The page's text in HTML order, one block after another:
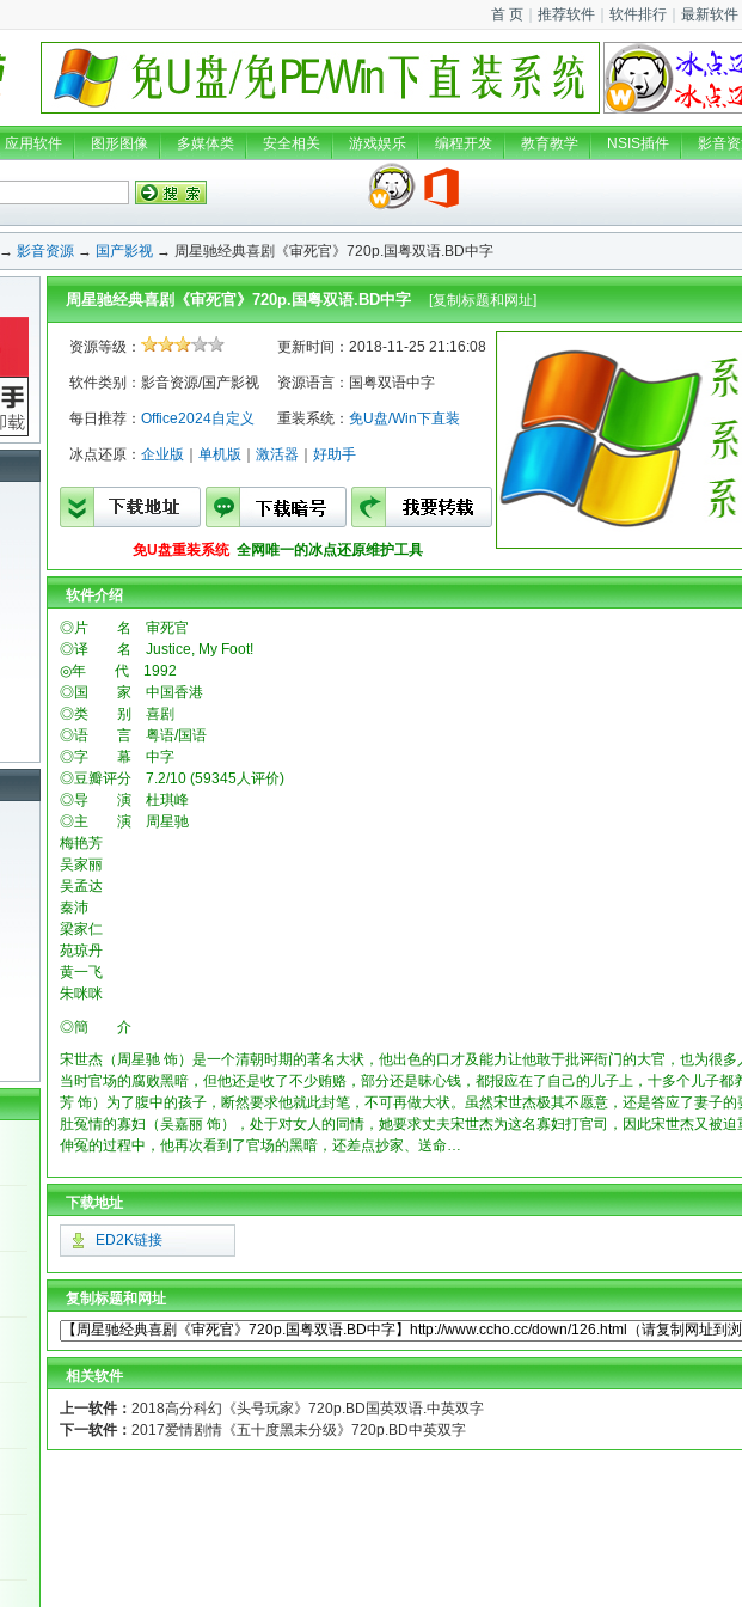
首 页 推荐软件 软件排行 最新软件
应用软件 图形图像 多媒体类 安全相关 游戏娱乐 编程开发 教育教学 NSIS插件 影音
→ 影音资源 → 国产影视 → 周星驰经典喜剧《审死官》720p.国粤双语.BD中字
周星驰经典喜剧《审死官》720p.国粤双语.BD中字[复制标题和网址]
资源等级： 更新时间：2018-11-25 21:16:08
软件类别：影音资源/国产影视 资源语言：国粤双语中字
每日推荐： Office2024自定义 重装系统：免U盘/Win下直装
冰点还原： 企业版 单机版 激活器 好助手
免U盘重装系统 全网唯一的冰点还原维护工具
软件介绍
◎片 名 审死官
◎译 名 Justice, My Foot!
◎年 代 1992
◎国 家 中国香港
◎类 别 喜剧
◎语 言 粤语/国语
◎字 幕 中字
◎豆瓣评分 7.2/10 (59345人评价)
◎导 演 杜琪峰
◎主 演 周星驰
梅艳芳
吴家丽
吴孟达
秦沛
梁家仁
苑琼丹
黄一飞
朱咪咪
◎簡 介
宋世杰（周星驰 饰）是一个清朝时期的著名大状，他出色的口才及能力让他敢于批评衙门的大官，也为很
当时官场的腐败黑暗，但他还是收了不少贿赂，部分还是昧心钱，都报应在了自己的儿子上，十多个儿子都
芳 饰）为了腹中的孩子，断然要求他就此封笔，不可再做大状。虽然宋世杰极其不愿意，还是答应了妻子
肚冤情的寡妇（吴嘉丽 饰），处于对女人的同情，她要求丈夫宋世杰为这名寡妇打官司，因此宋世杰又被迫
伸冤的过程中，他再次看到了官场的黑暗，还差点抄家、送命…
下载地址
ED2K链接
复制标题和网址
相关软件
上一软件： 2018高分科幻《头号玩家》720p.BD国英双语.中英双字
下一软件： 2017爱情剧情《五十度黑未分级》720p.BD中英双字